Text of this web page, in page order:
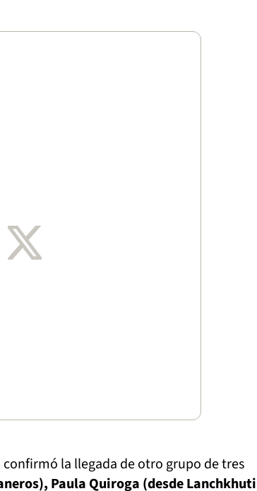
la llegada de otro grupo de tres
Paula Quiroga (desde Lanchkhuti